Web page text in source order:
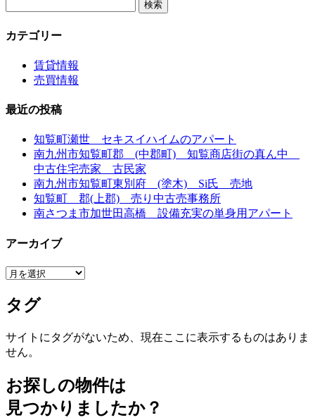
カテゴリー
賃貸情報
売買情報
最近の投稿
知覧町瀬世 セキスイハイムのアパート
南九州市知覧町郡 (中郡町) 知覧商店街の真ん中
中古住宅売家 古民家
南九州市知覧町東別府 (塗木) Si氏 売地
知覧町 郡(上郡) 売り中古売事務所
南さつま市加世田高橋 設備充実の単身用アパート
アーカイブ
ア
カ
イ
ブ
タグ
サイトにタグがないため、現在ここに表示するものはありま
せん。
お探しの物件は
見つかりましたか？